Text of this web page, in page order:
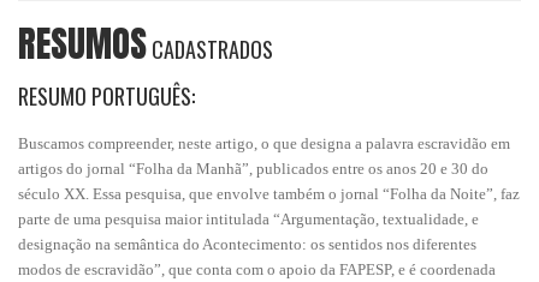
RESUMOSCADASTRADOS
RESUMO PORTUGUÊS:
Buscamos compreender, neste artigo, o que designa a palavra escravidão em
artigos do jornal “Folha da Manhã”, publicados entre os anos 20 e 30 do
século XX. Essa pesquisa, que envolve também o jornal “Folha da Noite”, faz
parte de uma pesquisa maior intitulada “Argumentação, textualidade, e
designação na semântica do Acontecimento: os sentidos nos diferentes
modos de escravidão”, que conta com o apoio da FAPESP, e é coordenada